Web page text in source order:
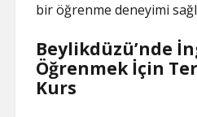
bir öğrenme deneyimi
Beylikdüzü’nde
Öğrenmek İçin
Kurs